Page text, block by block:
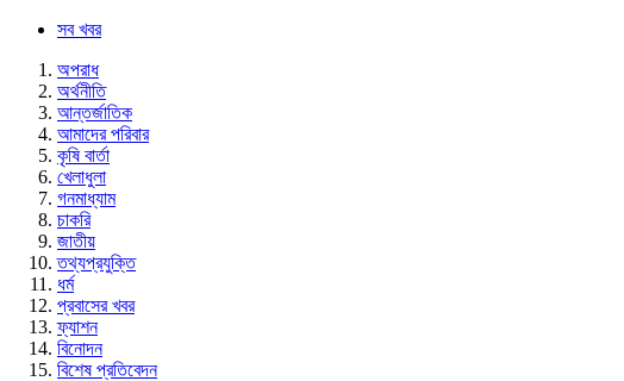
সব খবর
অপরাধ
অর্থনীতি
আন্তর্জাতিক
আমাদের পরিবার
কৃষি বার্তা
খেলাধুলা
গনমাধ্যাম
চাকরি
জাতীয়
তথ্যপ্রযুক্তি
ধর্ম
প্রবাসের খবর
ফ্যাশন
বিনোদন
বিশেষ প্রতিবেদন